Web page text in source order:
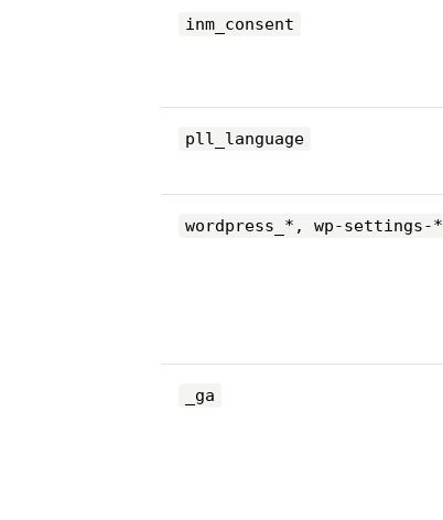
inm_consent
pll_language
wordpress_*, wp-settings-*
_ga